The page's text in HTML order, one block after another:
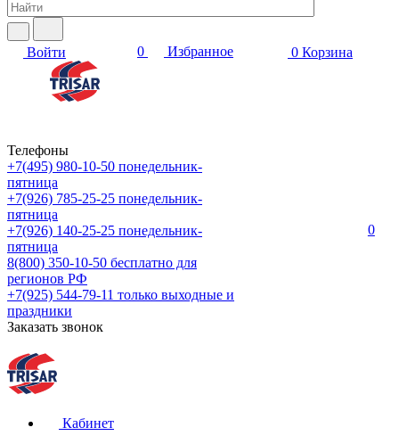
Войти 0 Избранное 0 Корзина
Телефоны
+7(495) 980-10-50 понедельник-
пятница
+7(926) 785-25-25 понедельник-
пятница
+7(926) 140-25-25 понедельник-
пятница
8(800) 350-10-50 бесплатно для
регионов РФ
+7(925) 544-79-11 только выходные и
праздники
Заказать звонок
0
Кабинет